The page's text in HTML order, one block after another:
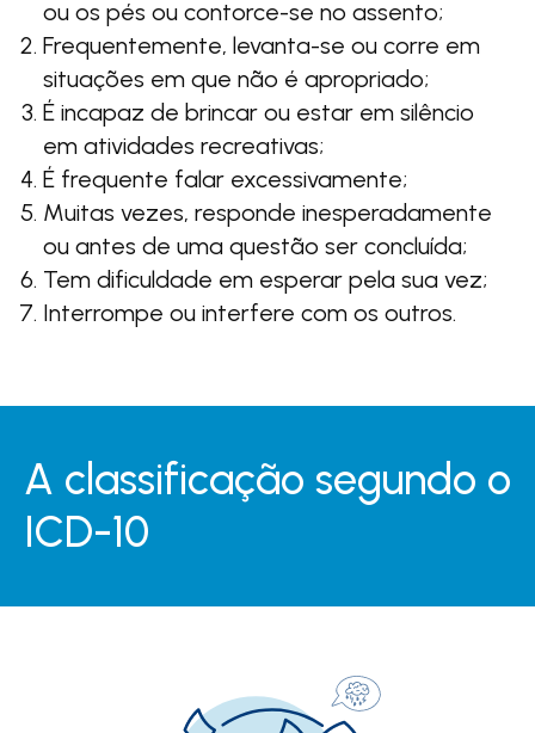
ou os pés ou contorce-se no assento;
Frequentemente, levanta-se ou corre em
situações em que não é apropriado;
É incapaz de brincar ou estar em silêncio
em atividades recreativas;
É frequente falar excessivamente;
Muitas vezes, responde inesperadamente
ou antes de uma questão ser concluída;
Tem dificuldade em esperar pela sua vez;
Interrompe ou interfere com os outros.
A classificação segundo o
ICD-10